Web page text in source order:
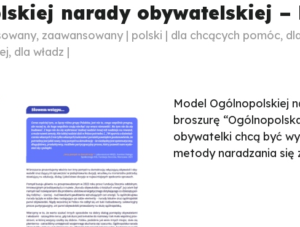
narady obywatelskiej –
zaawansowany | polski | dla chcących pomóc,
dla władz |
Model Ogólnopolskiej
broszurę
obywatelki chcą być
metody naradzania się